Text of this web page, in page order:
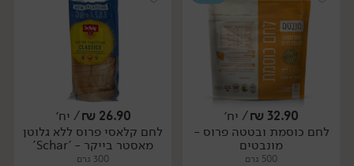
יח׳ יח׳
32.90
₪/ יח׳
לחם כוסמת ובטטה פרוס -
מונבטים
500 גרם
26.90
₪/ יח׳
לחם קלאסי פרוס ללא גלוטן
מאסטר בייקר - 'Schar'
300 גרם